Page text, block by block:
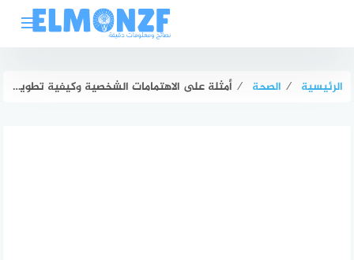
الرئيسية ⁄ الصحة ⁄ أمثلة على الاهتمامات الشخصية وكيفية تطويرها